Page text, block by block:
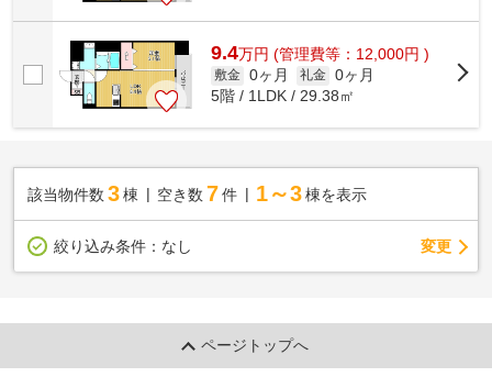
9.4万円 (管理費等：12,000円 )
敷金 0ヶ月 礼金 0ヶ月
5階 / 1LDK / 29.38㎡
該当物件数 3棟 空き数 7 件 1～3 棟を表示
絞り込み条件： なし 変更
ページトップへ